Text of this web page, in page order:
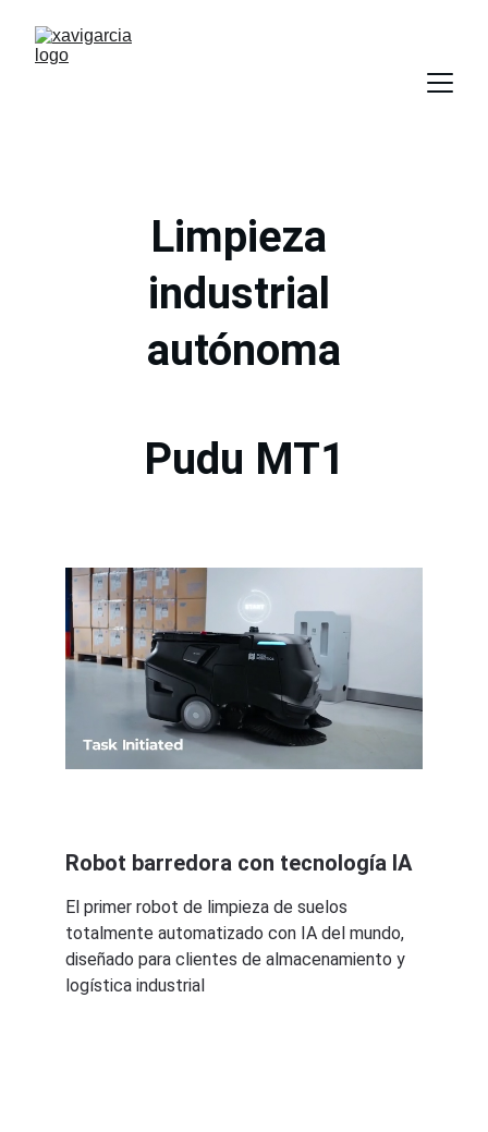
Limpieza
industrial
autónoma
Pudu MT1
Robot barredora con tecnología IA
El primer robot de limpieza de suelos
totalmente automatizado con IA del mundo,
diseñado para clientes de almacenamiento y
logística industrial